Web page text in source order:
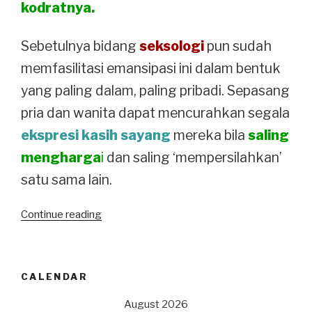
kodratnya.
Sebetulnya bidang seksologi pun sudah
memfasilitasi emansipasi ini dalam bentuk
yang paling dalam, paling pribadi. Sepasang
pria dan wanita dapat mencurahkan segala
ekspresi kasih sayang mereka bila saling
menghargai dan saling ‘mempersilahkan’
satu sama lain.
Continue reading“Kopi
suarakan
CALENDAR
August 2026